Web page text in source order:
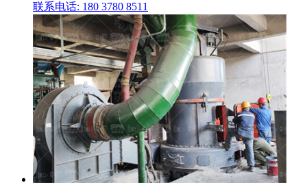
联系电话: 180 3780 8511